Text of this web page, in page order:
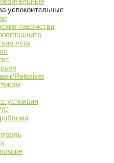
успокоительные
лакомства
луга
Relaxivet
успокоин